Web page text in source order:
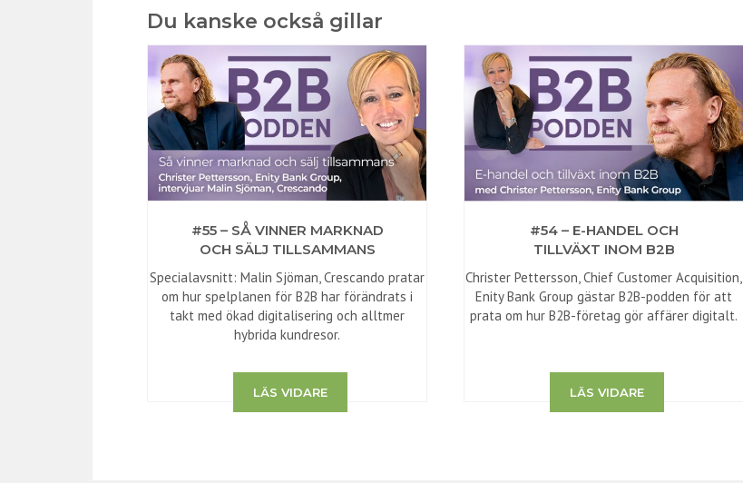
Du kanske också gillar
#55 – SÅ VINNER MARKNAD
OCH SÄLJ TILLSAMMANS
Specialavsnitt: Malin Sjöman, Crescando pratar
om hur spelplanen för B2B har förändrats i
takt med ökad digitalisering och alltmer
hybrida kundresor.
LÄS VIDARE
#54 – E-HANDEL OCH
TILLVÄXT INOM B2B
Christer Pettersson, Chief Customer Acquisition,
Enity Bank Group gästar B2B-podden för att
prata om hur B2B-företag gör affärer digitalt.
LÄS VIDARE